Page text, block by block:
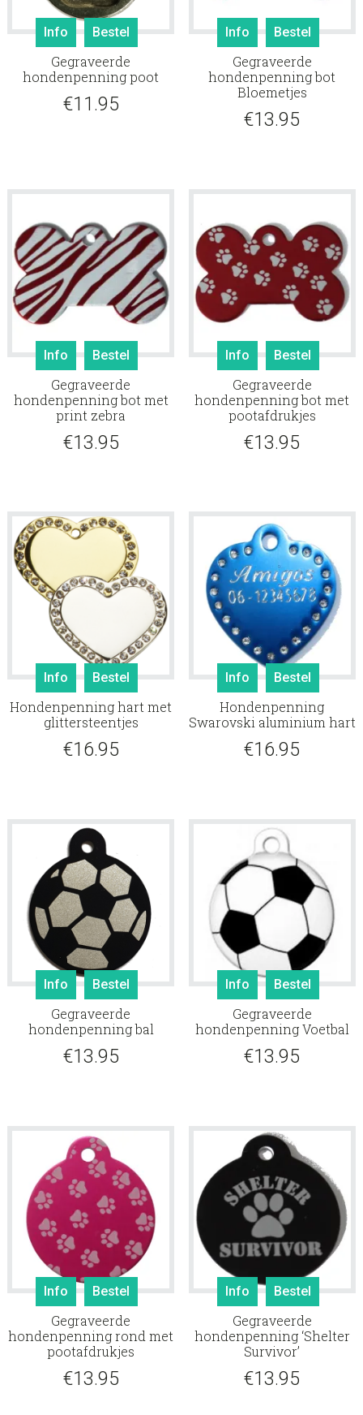
Info Bestel
Gegraveerde
hondenpenning poot
€11.95
Info Bestel
Gegraveerde
hondenpenning bot
Bloemetjes
€13.95
Info Bestel
Gegraveerde
hondenpenning bot met
print zebra
€13.95
Info Bestel
Gegraveerde
hondenpenning bot met
pootafdrukjes
€13.95
Info Bestel
Hondenpenning hart met
glittersteentjes
€16.95
Info Bestel
Hondenpenning
Swarovski aluminium hart
€16.95
Info Bestel
Gegraveerde
hondenpenning bal
€13.95
Info Bestel
Gegraveerde
hondenpenning Voetbal
€13.95
Info Bestel
Gegraveerde
hondenpenning rond met
pootafdrukjes
€13.95
Info Bestel
Gegraveerde
hondenpenning ‘Shelter
Survivor’
€13.95